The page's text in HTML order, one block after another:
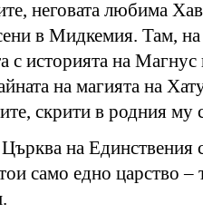
неговата любима
в Мидкемия. Там,
с историята на
на магията на
скрити в родния му
на Единствения
само едно царство